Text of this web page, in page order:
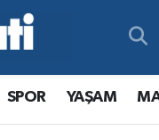
SPOR YAŞAM